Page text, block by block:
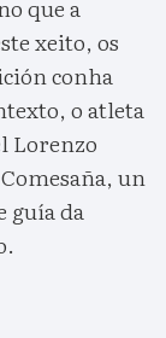
que a
xeito, os
conha
o atleta
Lorenzo
un
guía da